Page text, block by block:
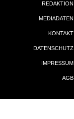
REDAKTION
MEDIADATEN
KONTAKT
DATENSCHUTZ
IMPRESSUM
AGB